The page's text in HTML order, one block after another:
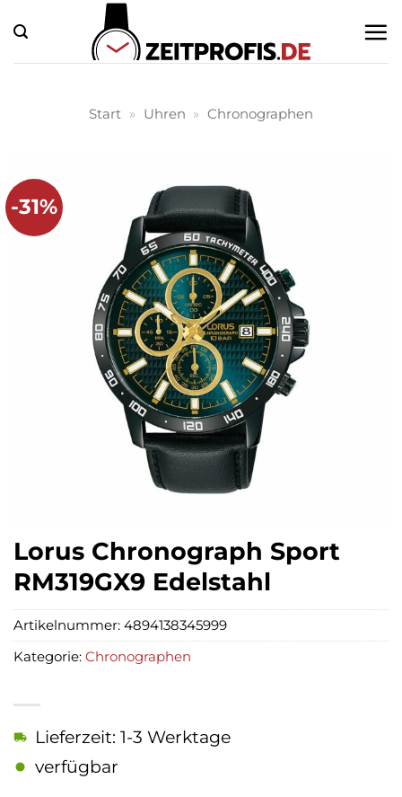
Inhalt
springen
Start » Uhren » Chronographen
-31%
Lorus Chronograph Sport
RM319GX9 Edelstahl
Lieferzeit: 1-3 Werktage
verfügbar
Artikelnummer: 4894138345999
Kategorie: Chronographen